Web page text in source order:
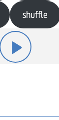
shuffle